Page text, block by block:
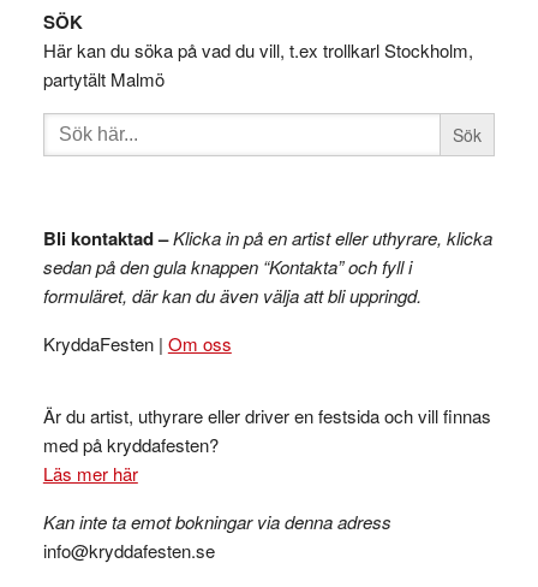
Footer
SÖK
Här kan du söka på vad du vill, t.ex trollkarl Stockholm,
partytält Malmö
Sök
efter:
Bli kontaktad –Klicka in på en artist eller uthyrare, klicka
sedan på den gula knappen “Kontakta” och fyll i
formuläret, där kan du även välja att bli uppringd.
KryddaFesten | Om oss
Är du artist, uthyrare eller driver en festsida och vill finnas
med på kryddafesten?
Läs mer här
Kan inte ta emot bokningar via denna adress
info@kryddafesten.se